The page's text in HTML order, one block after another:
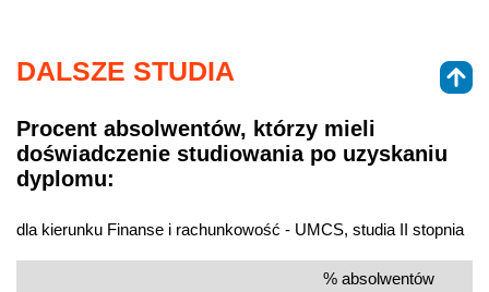
DALSZE STUDIA
Procent absolwentów, którzy mieli
doświadczenie studiowania po uzyskaniu
dyplomu:
dla kierunku Finanse i rachunkowość - UMCS, studia II stopnia
% absolwentów